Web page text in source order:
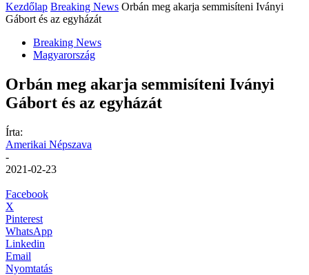
Kezdőlap Breaking News Orbán meg akarja semmisíteni Iványi
Gábort és az egyházát
Breaking News
Magyarország
Orbán meg akarja semmisíteni Iványi
Gábort és az egyházát
Írta:
Amerikai Népszava
-
2021-02-23
Facebook
X
Pinterest
WhatsApp
Linkedin
Email
Nyomtatás